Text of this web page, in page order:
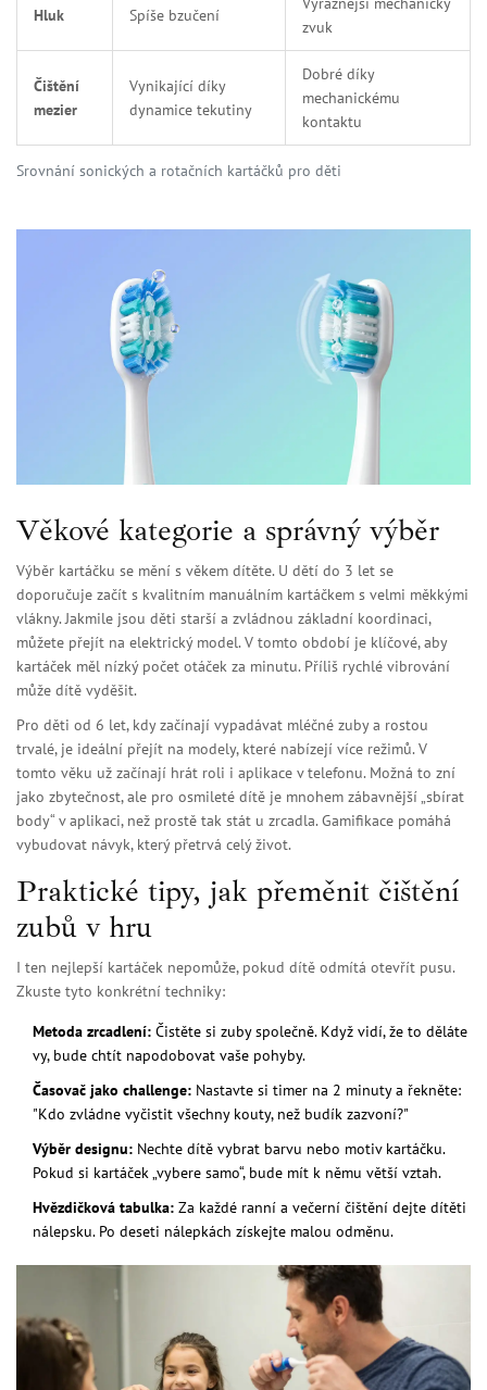
Srovnání sonických a rotačních kartáčků pro děti
Hluk Spíše bzučení
zvuk
Čištění
mezier
Vynikající díky
dynamice tekutiny
Dobré díky
mechanickému
kontaktu
Věkové kategorie a správný výběr
Výběr kartáčku se mění s věkem dítěte. U dětí do 3 let se
doporučuje začít s kvalitním manuálním kartáčkem s velmi měkkými
vlákny. Jakmile jsou děti starší a zvládnou základní koordinaci,
můžete přejít na elektrický model. V tomto období je klíčové, aby
kartáček měl nízký počet otáček za minutu. Příliš rychlé vibrování
může dítě vyděšit.
Pro děti od 6 let, kdy začínají vypadávat mléčné zuby a rostou
trvalé, je ideální přejít na modely, které nabízejí více režimů. V
tomto věku už začínají hrát roli i aplikace v telefonu. Možná to zní
jako zbytečnost, ale pro osmileté dítě je mnohem zábavnější „sbírat
body“ v aplikaci, než prostě tak stát u zrcadla. Gamifikace pomáhá
vybudovat návyk, který přetrvá celý život.
Praktické tipy, jak přeměnit čištění
zubů v hru
I ten nejlepší kartáček nepomůže, pokud dítě odmítá otevřít pusu.
Zkuste tyto konkrétní techniky:
Metoda zrcadlení: Čistěte si zuby společně. Když vidí, že to děláte
vy, bude chtít napodobovat vaše pohyby.
Časovač jako challenge: Nastavte si timer na 2 minuty a řekněte:
"Kdo zvládne vyčistit všechny kouty, než budík zazvoní?"
Výběr designu: Nechte dítě vybrat barvu nebo motiv kartáčku.
Pokud si kartáček „vybere samo“, bude mít k němu větší vztah.
Hvězdičková tabulka: Za každé ranní a večerní čištění dejte dítěti
nálepsku. Po deseti nálepkách získejte malou odměnu.